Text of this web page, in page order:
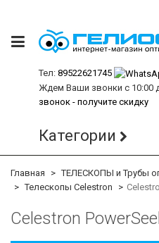
Тел: 89522621745
Ждем Ваши звонки с 10:00
звонок - получите скидку
Категории
Главная
ТЕЛЕСКОПЫ и Трубы
Телескопы Celestron
Celestron